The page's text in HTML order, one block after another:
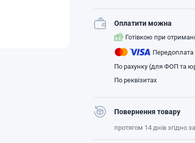
Оплатити можна
Готівкою при
По рахунку (для ФОП та
По реквізитах
Повернення товару
протягом 14 днів згідно